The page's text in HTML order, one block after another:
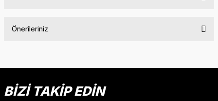
Önerileriniz
BİZİ TAKİP EDİN